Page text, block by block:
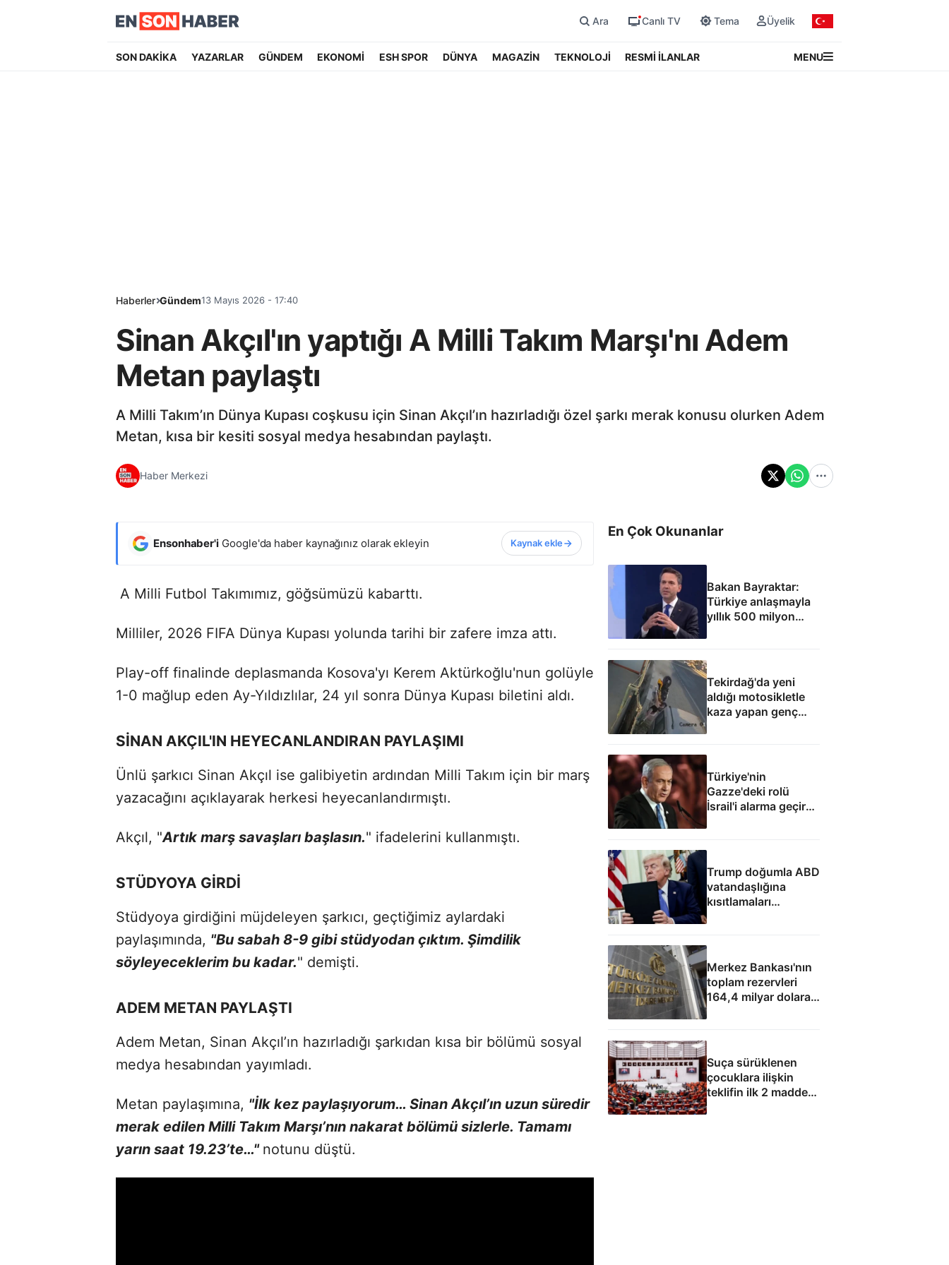
Ara Canlı TV Tema Üyelik
SON DAKİKA YAZARLAR GÜNDEM EKONOMİ ESH SPOR DÜNYA MAGAZİN TEKNOLOJİ RESMİ İLANLAR MENU
Haberler Gündem13 Mayıs 2026 - 17:40
Sinan Akçıl'ın yaptığı A Milli Takım Marşı'nı Adem
Metan paylaştı
A Milli Takım’ın Dünya Kupası coşkusu için Sinan Akçıl’ın hazırladığı özel şarkı merak konusu olurken Adem
Metan, kısa bir kesiti sosyal medya hesabından paylaştı.
Haber Merkezi
Ensonhaber'i Google'da haber kaynağınız olarak ekleyin Kaynak ekle
A Milli Futbol Takımımız, göğsümüzü kabarttı.
Milliler, 2026 FIFA Dünya Kupası yolunda tarihi bir zafere imza attı.
Play-off finalinde deplasmanda Kosova'yı Kerem Aktürkoğlu'nun golüyle
1-0 mağlup eden Ay-Yıldızlılar, 24 yıl sonra Dünya Kupası biletini aldı.
SİNAN AKÇIL'IN HEYECANLANDIRAN PAYLAŞIMI
Ünlü şarkıcı Sinan Akçıl ise galibiyetin ardından Milli Takım için bir marş
yazacağını açıklayarak herkesi heyecanlandırmıştı.
Akçıl, "Artık marş savaşları başlasın." ifadelerini kullanmıştı.
STÜDYOYA GİRDİ
Stüdyoya girdiğini müjdeleyen şarkıcı, geçtiğimiz aylardaki
paylaşımında, "Bu sabah 8-9 gibi stüdyodan çıktım. Şimdilik
söyleyeceklerim bu kadar." demişti.
ADEM METAN PAYLAŞTI
Adem Metan, Sinan Akçıl’ın hazırladığı şarkıdan kısa bir bölümü sosyal
medya hesabından yayımladı.
Metan paylaşımına, "İlk kez paylaşıyorum… Sinan Akçıl’ın uzun süredir
merak edilen Milli Takım Marşı’nın nakarat bölümü sizlerle. Tamamı
yarın saat 19.23’te…" notunu düştü.
En Çok Okunanlar
Bakan Bayraktar:
Türkiye anlaşmayla
yıllık 500 milyon
Tekirdağ'da yeni
aldığı motosikletle
kaza yapan genç
can verdi
Türkiye'nin
Gazze'deki rolü
İsrail'i alarma geçirdi:
Trump doğumla ABD
vatandaşlığına
kısıtlamaları
genişleten
imzaladı
Merkez Bankası'nın
toplam rezervleri
164,4 milyar dolara
yükseldi
Suça sürüklenen
çocuklara ilişkin
teklifin ilk 2 maddesi
kabul edildi